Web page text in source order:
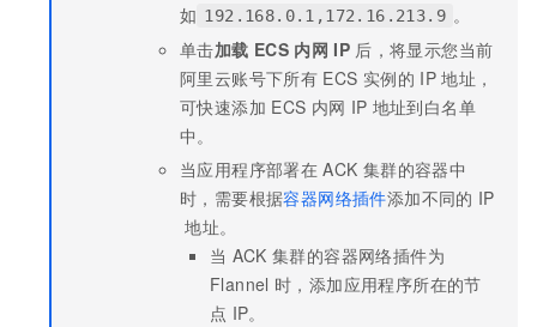
如 192.168.0.1,172.16.213.9 。
单击加载 ECS 内网 IP 后，将显示您当前
阿里云账号下所有 ECS 实例的 IP 地址，
可快速添加 ECS 内网 IP 地址到白名单
中。
当应用程序部署在 ACK 集群的容器中
时，需要根据容器网络插件添加不同的 IP
地址。
当 ACK 集群的容器网络插件为
Flannel 时，添加应用程序所在的节
点 IP。